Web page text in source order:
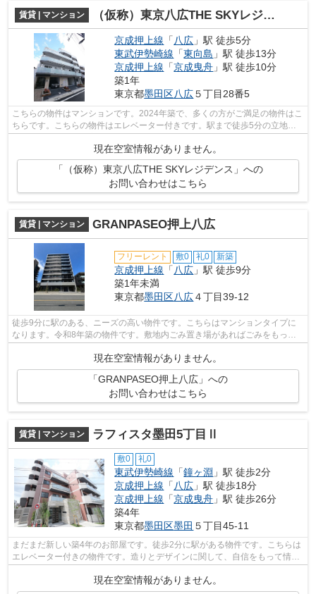
賃貸 | マンション （仮称）東京八広THE SKYレジデンス
京成押上線 「 八広 」駅 徒歩5分
東武伊勢崎線 「東向島 」駅 徒歩13分
京成押上線 「京成曳舟 」駅 徒歩10分
築1年
東京都墨田区八広５丁目28番5
こちらの物件はマンションです。2024年築で、多くの方がご満足の物件はこ
ちらです。こちらの物件はエレベーター付きです。駅まで徒歩5分の立地が
魅力的な、利便性の高い物件です。墨田...
現在空室情報がありません。
「（仮称）東京八広THE SKYレジデンス」への
お問い合わせはこちら
賃貸 | マンション GRANPASEO押上八広
フリーレント 敷0 礼0 新築
京成押上線 「 八広 」駅 徒歩9分
築1年未満
東京都墨田区八広４丁目39-12
徒歩9分に駅のある、ニーズの高い物件です。こちらはマンションタイプに
なります。令和8年築の物件です。敷地内ごみ置き場があればごみをもって
現在空室情報がありません。
「GRANPASEO押上八広」への
お問い合わせはこちら
賃貸 | マンション ラフィスタ墨田5丁目Ⅱ
敷0 礼0
東武伊勢崎線 「鐘ヶ淵 」駅 徒歩2分
京成押上線 「 八広 」駅 徒歩18分
京成押上線 「京成曳舟 」駅 徒歩26分
築4年
東京都墨田区墨田 ５丁目45-11
まだまだ新しい築4年のお部屋です。徒歩2分に駅がある物件です。こちらは
エレベーター付きの物件です。造りとデザインに関して、自信をもって情報
現在空室情報がありません。